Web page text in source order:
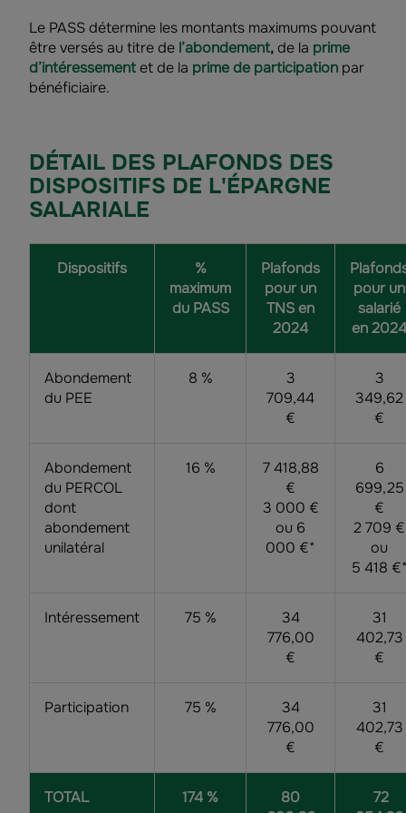
Le PASS détermine les montants maximums pouvant
être versés au titre de l’abondement,de la prime
d’intéressementet de la prime de participation par
bénéficiaire.
DÉTAIL DES PLAFONDS DES
DISPOSITIFS DE L'ÉPARGNE
SALARIALE
Dispositifs
%
maximum
du PASS
Plafonds
pour un
TNS en
2024
pour un
salarié
en 2024
Abondement
du PEE
8 %
3
709,44
€
3
349,62
€
Abondement
du PERCOL
dont
abondement
unilatéral
16 %
7 418,88
€
3 000 €
ou 6
000 €*
6
699,25
€
2 709 €
ou
5 418
Intéressement 75 %
34
776,00
€
31
402,73
€
Participation 75 %
34
776,00
€
31
402,73
€
TOTAL 174 %
80
72